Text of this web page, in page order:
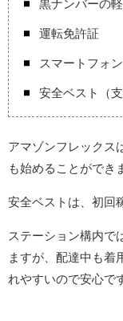
黒ナンバーの
運転免許証
スマートフォン
安全ベスト（支
アマゾンフレックス
も始めることができ
安全ベストは、初回
ステーション構内で
ますが、配達中も着
れやすいので安心で